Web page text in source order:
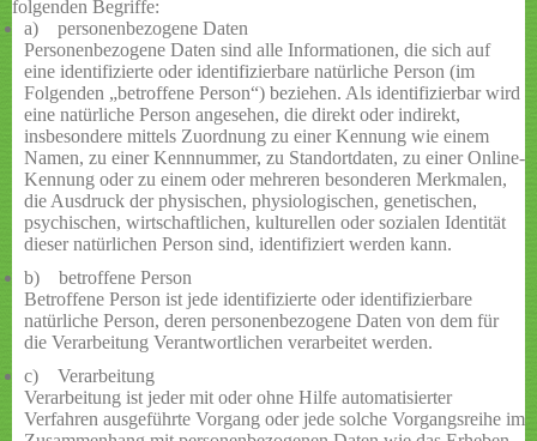
folgenden Begriffe:
a) personenbezogene Daten
Personenbezogene Daten sind alle Informationen, die sich auf
eine identifizierte oder identifizierbare natürliche Person (im
Folgenden „betroffene Person“) beziehen. Als identifizierbar wird
eine natürliche Person angesehen, die direkt oder indirekt,
insbesondere mittels Zuordnung zu einer Kennung wie einem
Namen, zu einer Kennnummer, zu Standortdaten, zu einer Online-
Kennung oder zu einem oder mehreren besonderen Merkmalen,
die Ausdruck der physischen, physiologischen, genetischen,
psychischen, wirtschaftlichen, kulturellen oder sozialen Identität
dieser natürlichen Person sind, identifiziert werden kann.
b) betroffene Person
Betroffene Person ist jede identifizierte oder identifizierbare
natürliche Person, deren personenbezogene Daten von dem für
die Verarbeitung Verantwortlichen verarbeitet werden.
c) Verarbeitung
Verarbeitung ist jeder mit oder ohne Hilfe automatisierter
Verfahren ausgeführte Vorgang oder jede solche Vorgangsreihe im